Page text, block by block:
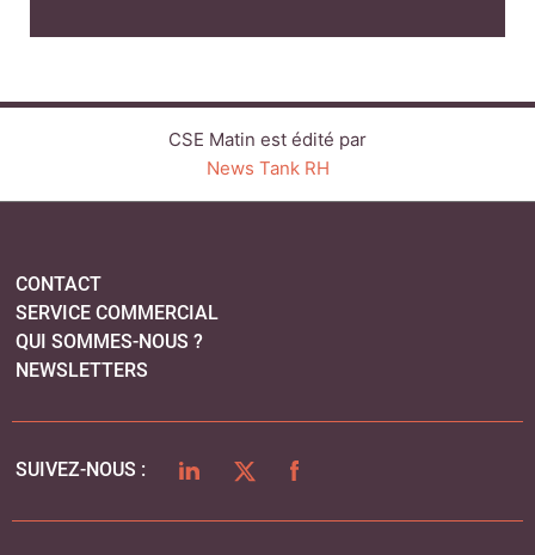
QUI SOMMES-NOUS ?
LINKEDINTWITTERFACEBOOK
MENTIONS LÉGALES
POLITIQUE DE CONFIDENTIALITÉ
COOKIES